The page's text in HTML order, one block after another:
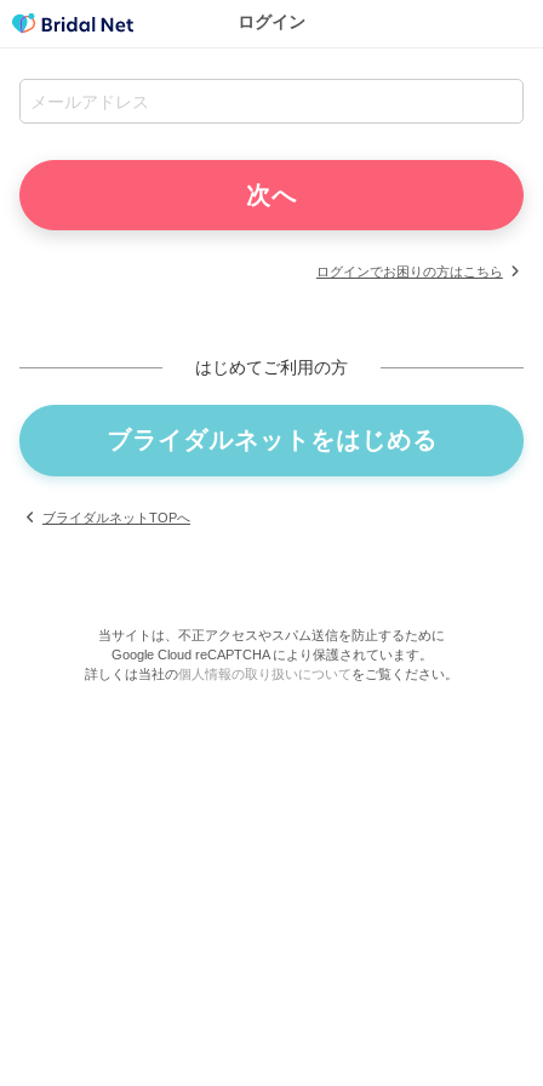
ログイン
ログインでお困りの方はこちら
はじめてご利用の方
ブライダルネットをはじめる
ブライダルネットTOPへ
当サイトは、不正アクセスやスパム送信を防止するために
Google Cloud reCAPTCHA により保護されています。
詳しくは当社の個人情報の取り扱いについてをご覧ください。